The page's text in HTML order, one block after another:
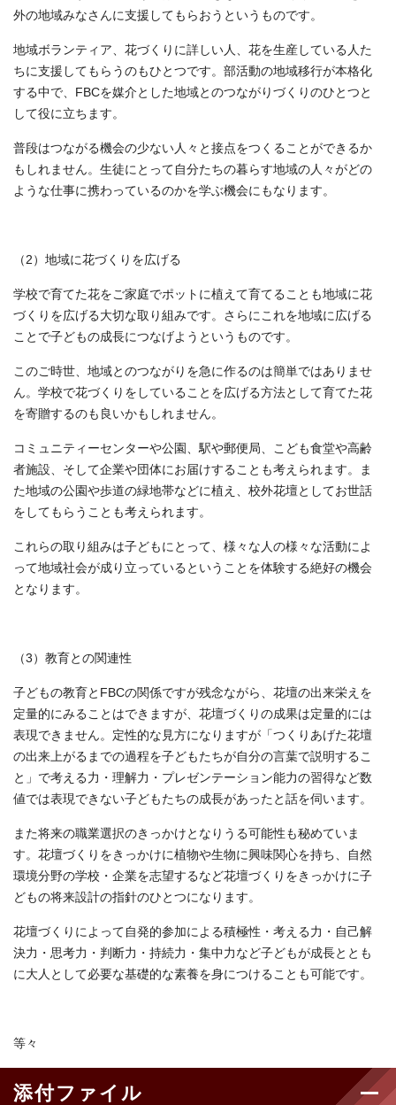
外の地域みなさんに支援してもらおうというものです。
地域ボランティア、花づくりに詳しい人、花を生産している人た
ちに支援してもらうのもひとつです。部活動の地域移行が本格化
する中で、FBCを媒介とした地域とのつながりづくりのひとつと
して役に立ちます。
普段はつながる機会の少ない人々と接点をつくることができるか
もしれません。生徒にとって自分たちの暮らす地域の人々がどの
ような仕事に携わっているのかを学ぶ機会にもなります。
（2）地域に花づくりを広げる
学校で育てた花をご家庭でポットに植えて育てることも地域に花
づくりを広げる大切な取り組みです。さらにこれを地域に広げる
ことで子どもの成長につなげようというものです。
このご時世、地域とのつながりを急に作るのは簡単ではありませ
ん。学校で花づくりをしていることを広げる方法として育てた花
を寄贈するのも良いかもしれません。
コミュニティーセンターや公園、駅や郵便局、こども食堂や高齢
者施設、そして企業や団体にお届けすることも考えられます。ま
た地域の公園や歩道の緑地帯などに植え、校外花壇としてお世話
をしてもらうことも考えられます。
これらの取り組みは子どもにとって、様々な人の様々な活動によ
って地域社会が成り立っているということを体験する絶好の機会
となります。
（3）教育との関連性
子どもの教育とFBCの関係ですが残念ながら、花壇の出来栄えを
定量的にみることはできますが、花壇づくりの成果は定量的には
表現できません。定性的な見方になりますが「つくりあげた花壇
の出来上がるまでの過程を子どもたちが自分の言葉で説明するこ
と」で考える力・理解力・プレゼンテーション能力の習得など数
値では表現できない子どもたちの成長があったと話を伺います。
また将来の職業選択のきっかけとなりうる可能性も秘めていま
す。花壇づくりをきっかけに植物や生物に興味関心を持ち、自然
環境分野の学校・企業を志望するなど花壇づくりをきっかけに子
どもの将来設計の指針のひとつになります。
花壇づくりによって自発的参加による積極性・考える力・自己解
決力・思考力・判断力・持続力・集中力など子どもが成長ととも
に大人として必要な基礎的な素養を身につけることも可能です。
等々
添付ファイル